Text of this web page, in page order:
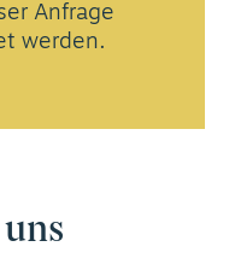
Anfrage
werden.